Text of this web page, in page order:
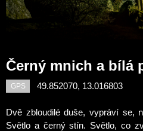
Černý mnich a bílá
GPS 49.852070, 13.016803
Dvě zbloudilé duše, vypráví se,
Světlo a černý stín. Světlo, co